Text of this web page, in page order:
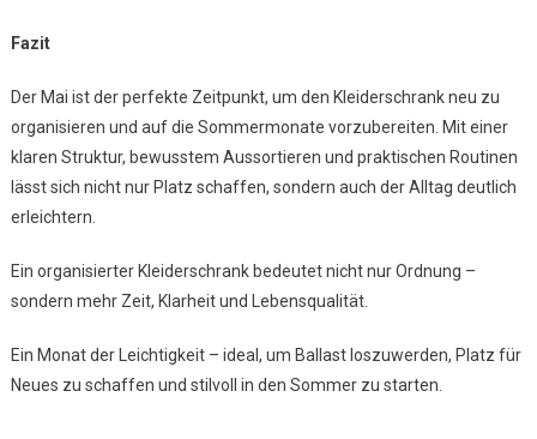
Fazit
Der Mai ist der perfekte Zeitpunkt, um den Kleiderschrank neu zu
organisieren und auf die Sommermonate vorzubereiten. Mit einer
klaren Struktur, bewusstem Aussortieren und praktischen Routinen
lässt sich nicht nur Platz schaffen, sondern auch der Alltag deutlich
erleichtern.
Ein organisierter Kleiderschrank bedeutet nicht nur Ordnung –
sondern mehr Zeit, Klarheit und Lebensqualität.
Ein Monat der Leichtigkeit – ideal, um Ballast loszuwerden, Platz für
Neues zu schaffen und stilvoll in den Sommer zu starten.